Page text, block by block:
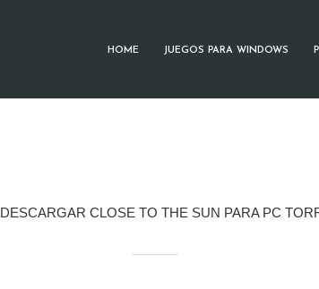
HOME JUEGOS PARA WINDOWS
DESCARGAR CLOSE TO THE SUN PARA PC